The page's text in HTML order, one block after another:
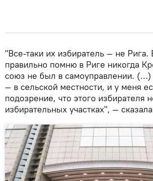
"Все-таки их избиратель — не Рига.
правильно помню в Риге никогда
союз не был в самоуправлении. (…)
— в сельской местности, и у меня
подозрение, что этого избирателя
избирательных участках", —